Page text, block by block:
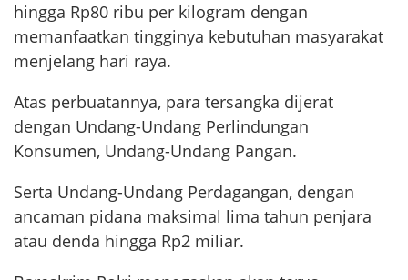
hingga Rp80 ribu per kilogram dengan
memanfaatkan tingginya kebutuhan masyarakat
menjelang hari raya.
Atas perbuatannya, para tersangka dijerat
dengan Undang-Undang Perlindungan
Konsumen, Undang-Undang Pangan.
Serta Undang-Undang Perdagangan, dengan
ancaman pidana maksimal lima tahun penjara
atau denda hingga Rp2 miliar.